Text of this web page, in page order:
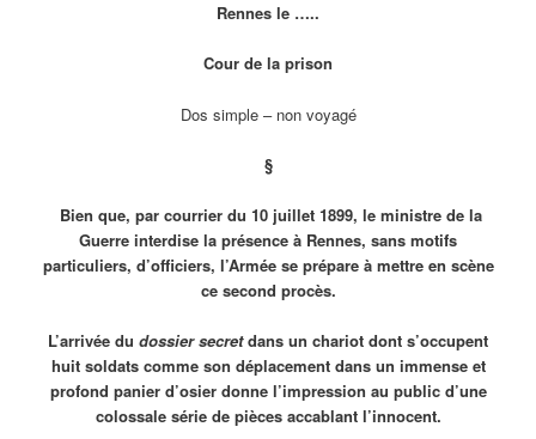
Rennes le …..
Cour de la prison
Dos simple – non voyagé
§
Bien que, par courrier du 10 juillet 1899, le ministre de la
Guerre interdise la présence à Rennes, sans motifs
particuliers, d’officiers, l’Armée se prépare à mettre en scène
ce second procès.
L’arrivée du dossier secretdans un chariot dont s’occupent
huit soldats comme son déplacement dans un immense et
profond panier d’osier donne l’impression au public d’une
colossale série de pièces accablant l’innocent.